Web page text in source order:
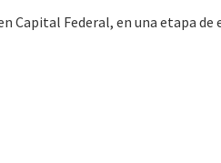
Capital Federal, en una etapa